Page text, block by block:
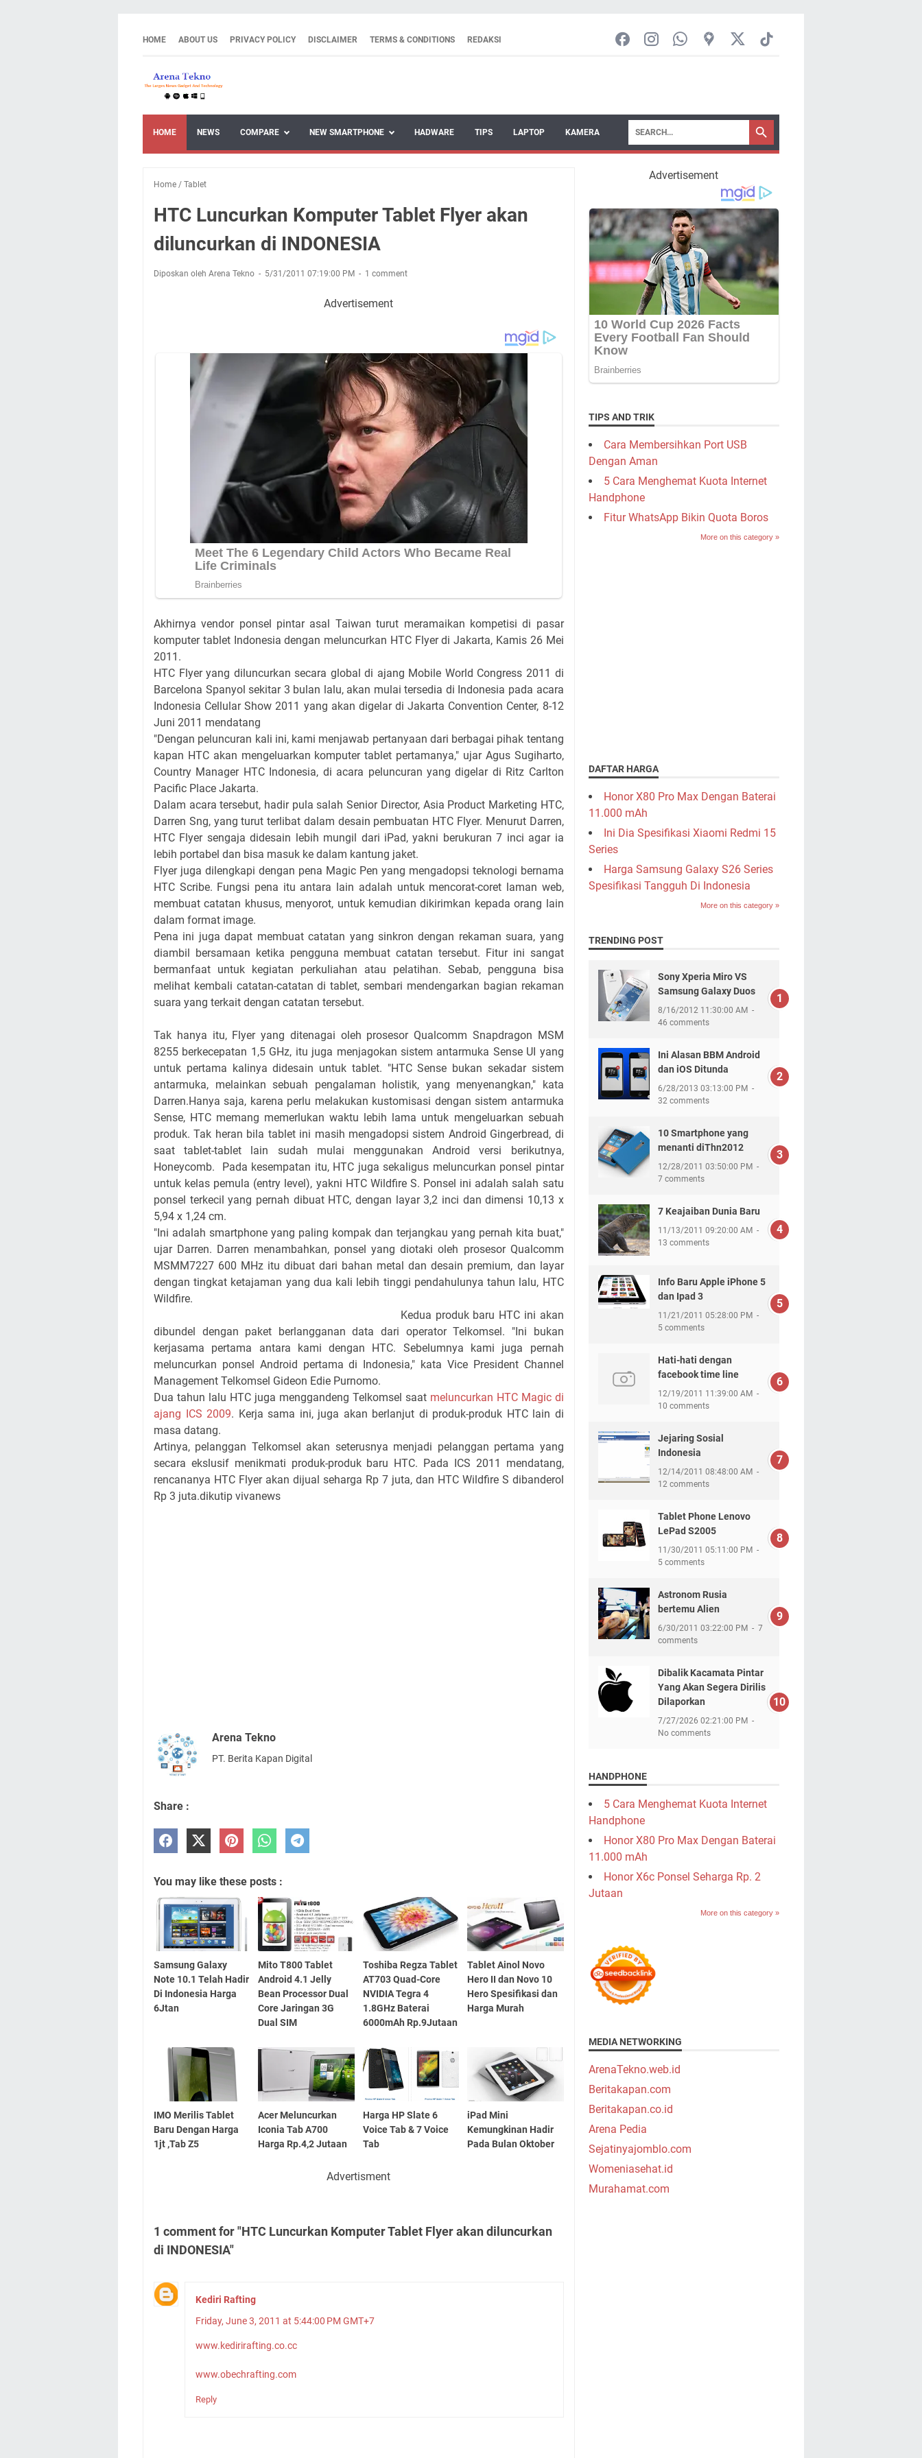
HOME ABOUT US PRIVACY POLICY DISCLAIMER TERMS & CONDITIONS REDAKSI
HOME NEWS COMPARE NEW SMARTPHONE HADWARE TIPS LAPTOP KAMERA
Home / Tablet
HTC Luncurkan Komputer Tablet Flyer akan
diluncurkan di INDONESIA
Diposkan oleh Arena Tekno 5/31/2011 07:19:00 PM 1 comment
Advertisement
Akhirnya vendor ponsel pintar asal Taiwan turut meramaikan kompetisi di pasar
komputer tablet Indonesia dengan meluncurkan HTC Flyer di Jakarta, Kamis 26 Mei
2011.
HTC Flyer yang diluncurkan secara global di ajang Mobile World Congress 2011 di
Barcelona Spanyol sekitar 3 bulan lalu, akan mulai tersedia di Indonesia pada acara
Indonesia Cellular Show 2011 yang akan digelar di Jakarta Convention Center, 8-12
Juni 2011 mendatang
"Dengan peluncuran kali ini, kami menjawab pertanyaan dari berbagai pihak tentang
kapan HTC akan mengeluarkan komputer tablet pertamanya," ujar Agus Sugiharto,
Country Manager HTC Indonesia, di acara peluncuran yang digelar di Ritz Carlton
Pacific Place Jakarta.
Dalam acara tersebut, hadir pula salah Senior Director, Asia Product Marketing HTC,
Darren Sng, yang turut terlibat dalam desain pembuatan HTC Flyer. Menurut Darren,
HTC Flyer sengaja didesain lebih mungil dari iPad, yakni berukuran 7 inci agar ia
lebih portabel dan bisa masuk ke dalam kantung jaket.
Flyer juga dilengkapi dengan pena Magic Pen yang mengadopsi teknologi bernama
HTC Scribe. Fungsi pena itu antara lain adalah untuk mencorat-coret laman web,
membuat catatan khusus, menyorot, untuk kemudian dikirimkan kepada orang lain
dalam format image.
Pena ini juga dapat membuat catatan yang sinkron dengan rekaman suara, yang
diambil bersamaan ketika pengguna membuat catatan tersebut. Fitur ini sangat
bermanfaat untuk kegiatan perkuliahan atau pelatihan. Sebab, pengguna bisa
melihat kembali catatan-catatan di tablet, sembari mendengarkan bagian rekaman
suara yang terkait dengan catatan tersebut.
Tak hanya itu, Flyer yang ditenagai oleh prosesor Qualcomm Snapdragon MSM
8255 berkecepatan 1,5 GHz, itu juga menjagokan sistem antarmuka Sense UI yang
untuk pertama kalinya didesain untuk tablet. "HTC Sense bukan sekadar sistem
antarmuka, melainkan sebuah pengalaman holistik, yang menyenangkan," kata
Darren.Hanya saja, karena perlu melakukan kustomisasi dengan sistem antarmuka
Sense, HTC memang memerlukan waktu lebih lama untuk mengeluarkan sebuah
produk. Tak heran bila tablet ini masih mengadopsi sistem Android Gingerbread, di
saat tablet-tablet lain sudah mulai menggunakan Android versi berikutnya,
Honeycomb. Pada kesempatan itu, HTC juga sekaligus meluncurkan ponsel pintar
untuk kelas pemula (entry level), yakni HTC Wildfire S. Ponsel ini adalah salah satu
ponsel terkecil yang pernah dibuat HTC, dengan layar 3,2 inci dan dimensi 10,13 x
5,94 x 1,24 cm.
"Ini adalah smartphone yang paling kompak dan terjangkau yang pernah kita buat,"
ujar Darren. Darren menambahkan, ponsel yang diotaki oleh prosesor Qualcomm
MSMM7227 600 MHz itu dibuat dari bahan metal dan desain premium, dan layar
dengan tingkat ketajaman yang dua kali lebih tinggi pendahulunya tahun lalu, HTC
Wildfire.
Kedua produk baru HTC ini akan
dibundel dengan paket berlangganan data dari operator Telkomsel. "Ini bukan
kerjasama pertama antara kami dengan HTC. Sebelumnya kami juga pernah
meluncurkan ponsel Android pertama di Indonesia," kata Vice President Channel
Management Telkomsel Gideon Edie Purnomo.
Dua tahun lalu HTC juga menggandeng Telkomsel saat meluncurkan HTC Magic di
ajang ICS 2009. Kerja sama ini, juga akan berlanjut di produk-produk HTC lain di
masa datang.
Artinya, pelanggan Telkomsel akan seterusnya menjadi pelanggan pertama yang
secara ekslusif menikmati produk-produk baru HTC. Pada ICS 2011 mendatang,
rencananya HTC Flyer akan dijual seharga Rp 7 juta, dan HTC Wildfire S dibanderol
Rp 3 juta.dikutip vivanews
Arena Tekno
PT. Berita Kapan Digital
Share :
You may like these posts :
Samsung Galaxy
Note 10.1 Telah Hadir
Di Indonesia Harga
6Jtan
Mito T800 Tablet
Android 4.1 Jelly
Bean Processor Dual
Core Jaringan 3G
Dual SIM
Toshiba Regza Tablet
AT703 Quad-Core
NVIDIA Tegra 4
1.8GHz Baterai
6000mAh Rp.9Jutaan
Tablet Ainol Novo
Hero II dan Novo 10
Hero Spesifikasi dan
Harga Murah
IMO Merilis Tablet
Baru Dengan Harga
1jt ,Tab Z5
Acer Meluncurkan
Iconia Tab A700
Harga Rp.4,2 Jutaan
Harga HP Slate 6
Voice Tab & 7 Voice
Tab
iPad Mini
Kemungkinan Hadir
Pada Bulan Oktober
Advertisment
1 comment for "HTC Luncurkan Komputer Tablet Flyer akan diluncurkan
di INDONESIA"
Kediri Rafting
Friday, June 3, 2011 at 5:44:00 PM GMT+7
www.kedirirafting.co.cc
www.obechrafting.com
Reply
Advertisement
TIPS AND TRIK
Cara Membersihkan Port USB
Dengan Aman
5 Cara Menghemat Kuota Internet
Handphone
Fitur WhatsApp Bikin Quota Boros
More on this category »
DAFTAR HARGA
Honor X80 Pro Max Dengan Baterai
11.000 mAh
Ini Dia Spesifikasi Xiaomi Redmi 15
Series
Harga Samsung Galaxy S26 Series
Spesifikasi Tangguh Di Indonesia
More on this category »
TRENDING POST
Sony Xperia Miro VS
Samsung Galaxy Duos
8/16/2012 11:30:00 AM
46 comments
Ini Alasan BBM Android
dan iOS Ditunda
6/28/2013 03:13:00 PM
32 comments
10 Smartphone yang
menanti diThn2012
12/28/2011 03:50:00 PM
7 comments
7 Keajaiban Dunia Baru
11/13/2011 09:20:00 AM
13 comments
Info Baru Apple iPhone 5
dan Ipad 3
11/21/2011 05:28:00 PM
5 comments
Hati-hati dengan
facebook time line
12/19/2011 11:39:00 AM
10 comments
Jejaring Sosial
Indonesia
12/14/2011 08:48:00 AM
12 comments
Tablet Phone Lenovo
LePad S2005
11/30/2011 05:11:00 PM
5 comments
Astronom Rusia
bertemu Alien
6/30/2011 03:22:00 PM
7
comments
Dibalik Kacamata Pintar
Yang Akan Segera Dirilis
Dilaporkan
7/27/2026 02:21:00 PM
No comments
HANDPHONE
5 Cara Menghemat Kuota Internet
Handphone
Honor X80 Pro Max Dengan Baterai
11.000 mAh
Honor X6c Ponsel Seharga Rp. 2
Jutaan
More on this category »
MEDIA NETWORKING
ArenaTekno.web.id
Beritakapan.com
Beritakapan.co.id
Arena Pedia
Sejatinyajomblo.com
Womeniasehat.id
Murahamat.com